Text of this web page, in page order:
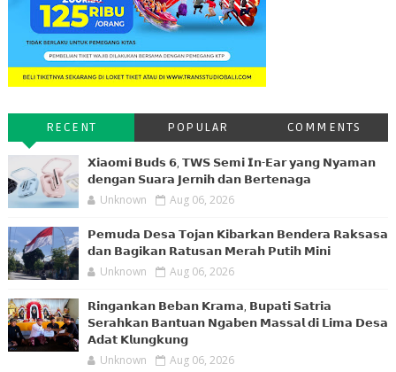
RECENT POPULAR COMMENTS
𝗫𝗶𝗮𝗼𝗺𝗶 𝗕𝘂𝗱𝘀 𝟲, 𝗧𝗪𝗦 𝗦𝗲𝗺𝗶 𝗜𝗻-𝗘𝗮𝗿 𝘆𝗮𝗻𝗴 𝗡𝘆𝗮𝗺𝗮𝗻
𝗱𝗲𝗻𝗴𝗮𝗻 𝗦𝘂𝗮𝗿𝗮 𝗝𝗲𝗿𝗻𝗶𝗵 𝗱𝗮𝗻 𝗕𝗲𝗿𝘁𝗲𝗻𝗮𝗴𝗮
Unknown Aug 06, 2026
𝗣𝗲𝗺𝘂𝗱𝗮 𝗗𝗲𝘀𝗮 𝗧𝗼𝗷𝗮𝗻 𝗞𝗶𝗯𝗮𝗿𝗸𝗮𝗻 𝗕𝗲𝗻𝗱𝗲𝗿𝗮 𝗥𝗮𝗸𝘀𝗮𝘀𝗮
𝗱𝗮𝗻 𝗕𝗮𝗴𝗶𝗸𝗮𝗻 𝗥𝗮𝘁𝘂𝘀𝗮𝗻 𝗠𝗲𝗿𝗮𝗵 𝗣𝘂𝘁𝗶𝗵 𝗠𝗶𝗻𝗶
Unknown Aug 06, 2026
𝗥𝗶𝗻𝗴𝗮𝗻𝗸𝗮𝗻 𝗕𝗲𝗯𝗮𝗻 𝗞𝗿𝗮𝗺𝗮, 𝗕𝘂𝗽𝗮𝘁𝗶 𝗦𝗮𝘁𝗿𝗶𝗮
𝗦𝗲𝗿𝗮𝗵𝗸𝗮𝗻 𝗕𝗮𝗻𝘁𝘂𝗮𝗻 𝗡𝗴𝗮𝗯𝗲𝗻 𝗠𝗮𝘀𝘀𝗮𝗹 𝗱𝗶 𝗟𝗶𝗺𝗮 𝗗𝗲𝘀𝗮
𝗔𝗱𝗮𝘁 𝗞𝗹𝘂𝗻𝗴𝗸𝘂𝗻𝗴
Unknown Aug 06, 2026